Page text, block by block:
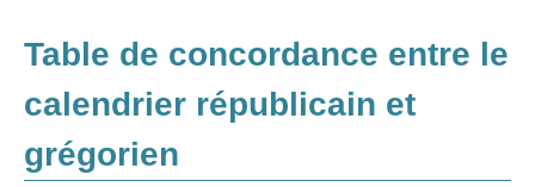
Table de concordance entre le
calendrier républicain et
grégorien